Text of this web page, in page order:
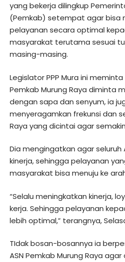
yang bekerja dilingkup
(Pemkab) setempat agar bisa
pelayanan secara optimal
masyarakat terutama sesuai
masing-masing.
Legislator PPP Mura ini
Pemkab Murung Raya diminta
dengan sapa dan senyum, ia
menyeragamkan frekunsi dan
Raya yang dicintai agar
Dia mengingatkan agar seluruh
kinerja, sehingga pelayanan
masyarakat bisa menuju ke
“Selalu meningkatkan kinerja,
kerja. Sehingga pelayanan
lebih optimal,” terangnya,
TIdak bosan-bosannya ia
ASN Pemkab Murung Raya